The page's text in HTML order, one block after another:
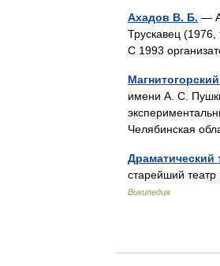
Ахадов В. Б. —
Трускавец
С 1993
имени А. С.
Челябинская
Драматический
старейший
Википедия